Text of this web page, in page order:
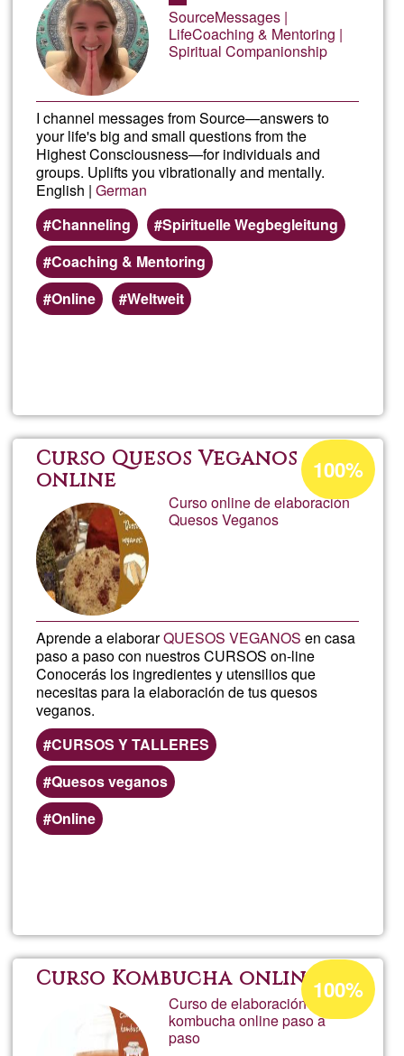
SourceMessages |
LifeCoaching & Mentoring |
Spiritual Companionship
I channel messages from Source—answers to
your life's big and small questions from the
Highest Consciousness—for individuals and
groups. Uplifts you vibrationally and mentally.
English |German
Channeling
Spirituelle Wegbegleitung
Coaching & Mentoring
Online
Weltweit
Curso Quesos Veganos
online
Curso online de elaboración
Quesos Veganos
Aprende a elaborarQUESOS VEGANOS en casa
paso a paso con nuestros CURSOS on-line
Conocerás los ingredientes y utensilios que
necesitas para la elaboración de tus quesos
veganos.
CURSOS Y TALLERES
Quesos veganos
Online
Acceptance
percentage
of
100%
Curso Kombucha online
Curso de elaboración de de
kombucha online paso a
paso
Acceptance
percentage
of
100%